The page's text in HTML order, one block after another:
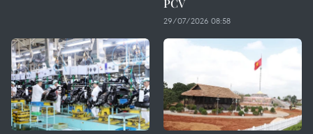
PCV
29/07/2026 08:58